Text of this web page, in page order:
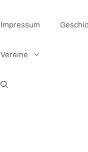
Impressum
Vereine